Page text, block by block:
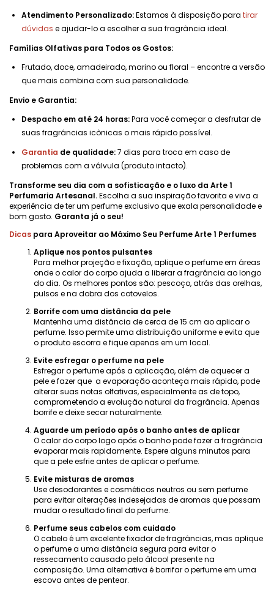
Atendimento Personalizado:Estamos à disposição para tirar
dúvidas e ajudar-lo a escolher a sua fragrância ideal.
Famílias Olfativas para Todos os Gostos:
Frutado, doce, amadeirado, marino ou floral – encontre a versão
que mais combina com sua personalidade.
Envio e Garantia:
Despacho em até 24 horas:Para você começar a desfrutar de
suas fragrâncias icônicas o mais rápido possível.
Garantia de qualidade:7 dias para troca em caso de
problemas com a válvula (produto intacto).
Transforme seu dia com a sofisticação e o luxo da Arte 1
Perfumaria Artesanal.Escolha a sua inspiração favorita e viva a
experiência de ter um perfume exclusivo que exala personalidade e
bom gosto. Garanta já o seu!
Dicas para Aproveitar ao Máximo Seu Perfume Arte 1 Perfumes
Aplique nos pontos pulsantes
Para melhor projeção e fixação, aplique o perfume em áreas
onde o calor do corpo ajuda a liberar a fragrância ao longo
do dia. Os melhores pontos são: pescoço, atrás das orelhas,
pulsos e na dobra dos cotovelos.
Borrife com uma distância da pele
Mantenha uma distância de cerca de 15 cm ao aplicar o
perfume. Isso permite uma distribuição uniforme e evita que
o produto escorra e fique apenas em um local.
Evite esfregar o perfume na pele
Esfregar o perfume após a aplicação, além de aquecer a
pele e fazer que a evaporação aconteça mais rápido, pode
alterar suas notas olfativas, especialmente as de topo,
comprometendo a evolução natural da fragrância. Apenas
borrife e deixe secar naturalmente.
Aguarde um período após o banho antes de aplicar
O calor do corpo logo após o banho pode fazer a fragrância
evaporar mais rapidamente. Espere alguns minutos para
que a pele esfrie antes de aplicar o perfume.
Evite misturas ​​de aromas
Use desodorantes e cosméticos neutros ou sem perfume
para evitar alterações indesejadas de aromas que possam
mudar o resultado final do perfume.
Perfume seus cabelos com cuidado
O cabelo é um excelente fixador de fragrâncias, mas aplique
o perfume a uma distância segura para evitar o
ressecamento causado pelo álcool presente na
composição. Uma alternativa é borrifar o perfume em uma
escova antes de pentear.